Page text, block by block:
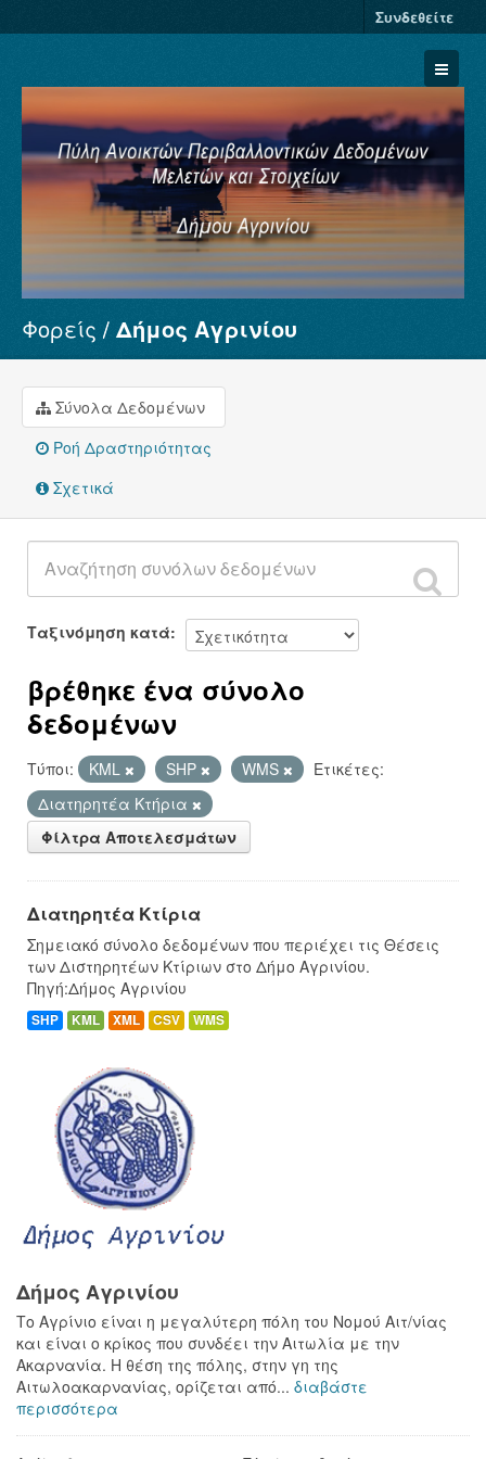
Συνδεθείτε
Σύνολα Δεδομένων
Φορείς
Ομάδες
Σχετικά
Φορείς Δήμος Αγρινίου
Σύνολα Δεδομένων
Ροή Δραστηριότητας
Σχετικά
Ταξινόμηση κατά
βρέθηκε ένα σύνολο
δεδομένων
Τύποι: KML SHP WMS
Ετικέτες:
Διατηρητέα Κτήρια
Φίλτρα Αποτελεσμάτων
Διατηρητέα Κτίρια
Σημειακό σύνολο δεδομένων που περιέχει τις Θέσεις
των Διστηρητέων Κτίριων στο Δήμο Αγρινίου.
Πηγή:Δήμος Αγρινίου
SHP KML XML CSV WMS
Δήμος Αγρινίου
Το Αγρίνιο είναι η μεγαλύτερη πόλη του Νομού Αιτ/νίας
και είναι ο κρίκος που συνδέει την Αιτωλία με την
Ακαρνανία. Η θέση της πόλης, στην γη της
Αιτωλοακαρνανίας, ορίζεται από... διαβάστε
περισσότερα